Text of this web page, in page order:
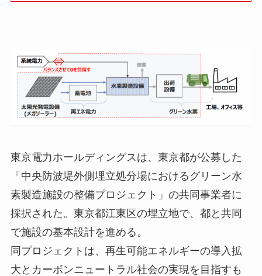
東京電力ホールディングスは、東京都が公募した
「中央防波堤外側埋立処分場におけるグリーン水
素製造施設の整備プロジェクト」の共同事業者に
採択された。東京都江東区の埋立地で、都と共同
で施設の基本設計を進める。
同プロジェクトは、再生可能エネルギーの導入拡
大とカーボンニュートラル社会の実現を目指すも